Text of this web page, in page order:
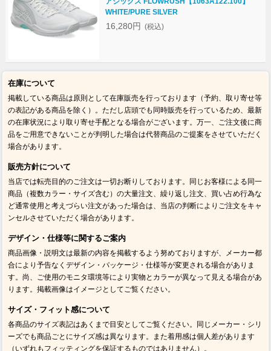
WHITE/PURE SILVER
16,280円 (税込)
在庫について
掲載している商品は原則として在庫販売を行っております（予約、取り寄せ等
の表記がある商品を除く）。ただし店頭でも同時販売を行っているため、最新
の在庫状況により取り寄せ手配となる場合がございます。万一、ご注文後に商
品をご用意できないことが判明した場合は代替商品のご提案をさせていただく
場合があります。
販売方針について
当店では転売目的のご注文は一切お断りしております。同じお客様による同一
商品（複数カラー・サイズ含む）の大量注文、繰り返し注文、買い占め行為な
ど通常使用と考えづらい注文があった場合は、当店の判断によりご注文をキャ
ンセルさせていただく場合があります。
デザイン・仕様等に関するご案内
商品画像・説明文は最新の内容を掲載するよう努めておりますが、メーカー都
合により予告なくデザイン・パッケージ・仕様等が変更される場合がありま
す。尚、ご使用のモニタ環境等により実物とカラーが異なって見える場合があ
ります。掲載画像はイメージとしてご覧ください。
サイズ・フィット感について
各商品のサイズ表記はあくまで目安としてご覧ください。同じメーカー・シリ
ーズでも商品ごとにサイズ感は異なります。また着用感は個人差があります
（いずれもフィッティングを保証するものではありません）。